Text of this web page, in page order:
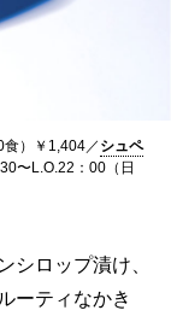
）￥1,404／ シュペ
〜L.O.22：00（日
シロップ漬け、
ーティなかき